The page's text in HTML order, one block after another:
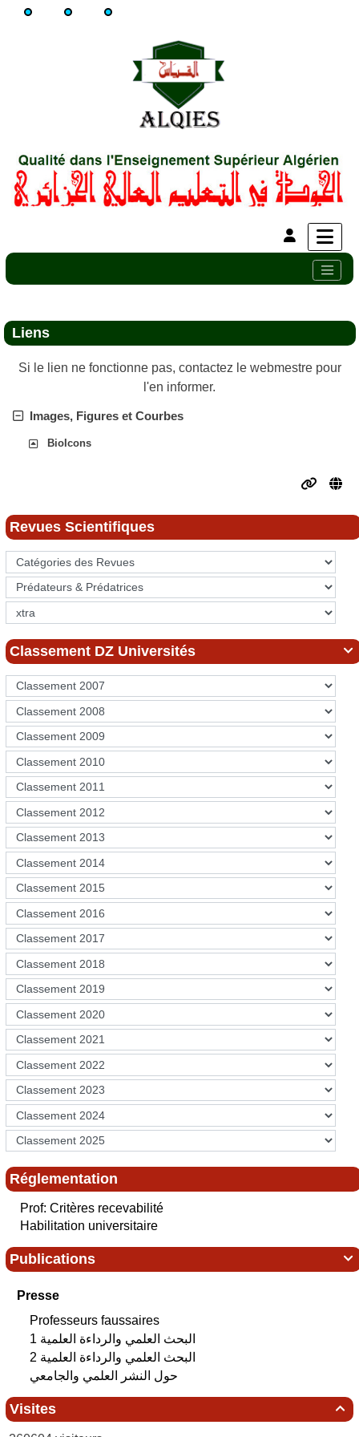
Revues Scientifiques

Classement DZ Universités
Réglementation
Prof: Critères recevabilité
Habilitation universitaire

Publications
Presse
Professeurs faussaires

Visites
Liens
Si le lien ne fonctionne pas, contactez le webmestre pour
l'en informer.
Images, Figures et Courbes
BioIcons